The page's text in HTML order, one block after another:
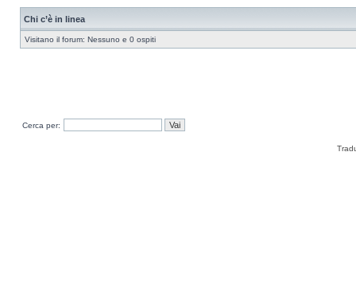
Chi c’è in linea
Visitano il forum: Nessuno e 0 ospiti
Cerca per: